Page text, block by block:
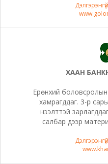
ХААН
Ерөнхий боловсролын
хамрагддаг. 3-р
нээлттэй
салбар дээр